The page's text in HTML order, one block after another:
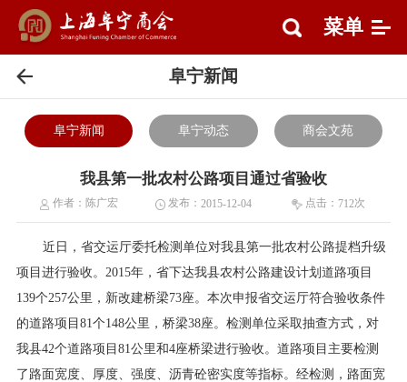
菜单
阜宁新闻
阜宁新闻 阜宁动态 商会文苑
我县第一批农村公路项目通过省验收
作者： 陈广宏 发布： 2015-12-04 点击： 712次
近日，省交运厅委托检测单位对我县第一批农村公路提档升级
项目进行验收。2015年，省下达我县农村公路建设计划道路项目
139个257公里，新改建桥梁73座。本次申报省交运厅符合验收条件
的道路项目81个148公里，桥梁38座。检测单位采取抽查方式，对
我县42个道路项目81公里和4座桥梁进行验收。道路项目主要检测
了路面宽度、厚度、强度、沥青砼密实度等指标。经检测，路面宽